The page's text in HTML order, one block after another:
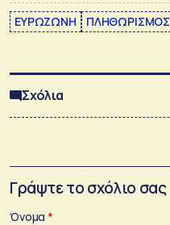
ΕΥΡΩΖΩΝΗ ΠΛΗΘΩΡΙΣΜΟΣ
Σχόλια
Γράψτε το σχόλιο σας
Όνομα